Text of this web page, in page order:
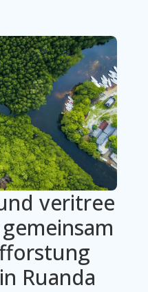
veritree
Ruanda